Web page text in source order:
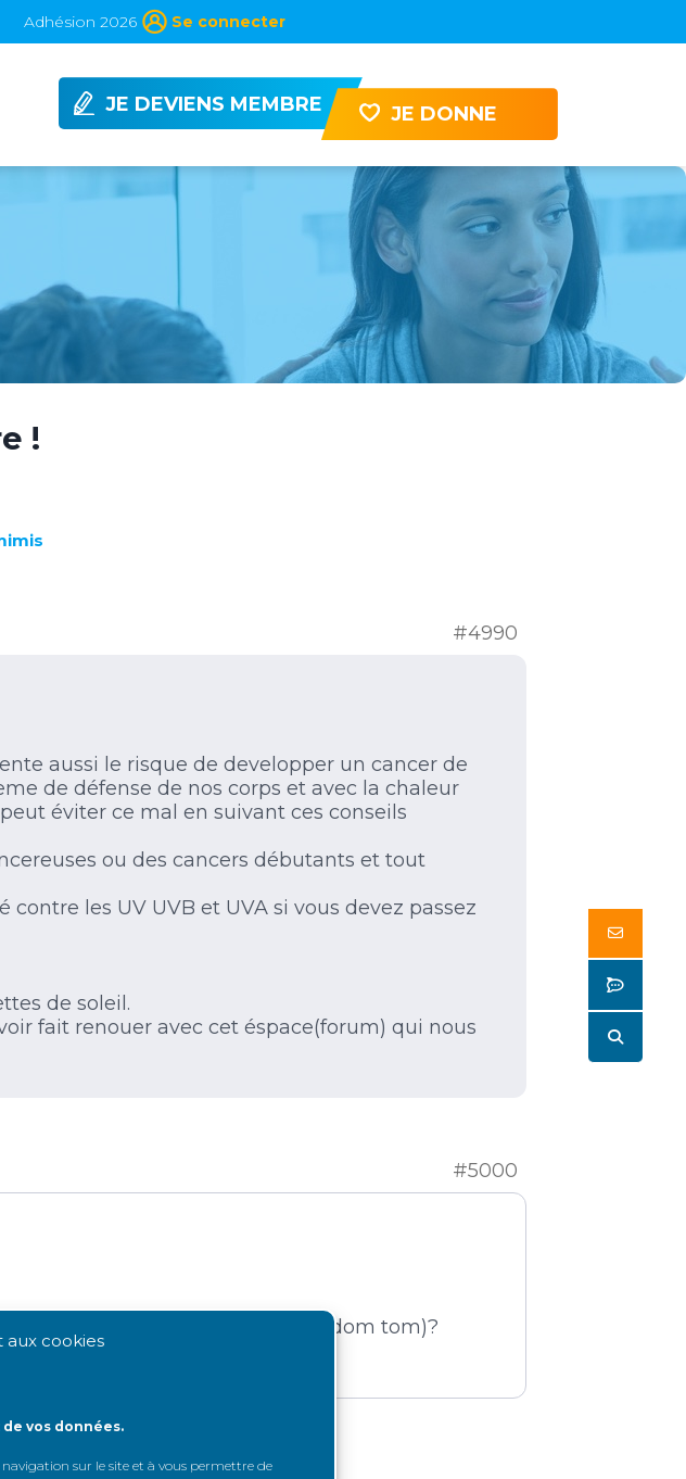
cookies
vos données.
navigation sur le site et à vous permettre de
Adhésion 2026 Se connecter
JE DEVIENS MEMBRE JE DONNE
!
#4990
aussi le risque de developper un cancer de
de défense de nos corps et avec la chaleur
éviter ce mal en suivant ces conseils
ou des cancers débutants et tout
les UV UVB et UVA si vous devez passez
de soleil.
fait renouer avec cet éspace(forum) qui nous
#5000
sous le soleil des tropiques (dom tom)?